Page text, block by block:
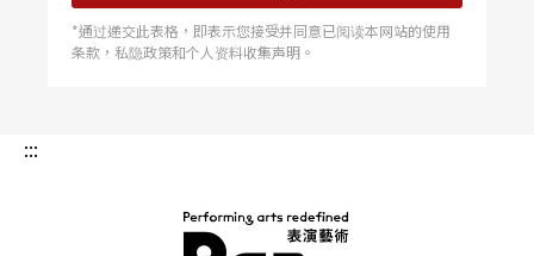
*通过递交此表格，即表示您接受并同意已阅读本网站的使用
条款，私隐政策和个人资料收集声明。
:::